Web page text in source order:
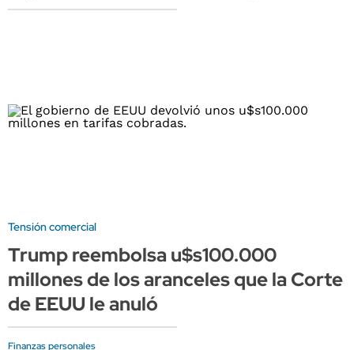
Tensión comercial
Trump reembolsa u$s100.000
millones de los aranceles que la Corte
de EEUU le anuló
Finanzas personales